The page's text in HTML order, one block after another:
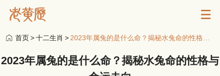
首页>十二生肖 > 2023年属兔的是什么命？揭秘水兔命的性格与命运走向
2023年属兔的是什么命？揭秘水兔命的性格与